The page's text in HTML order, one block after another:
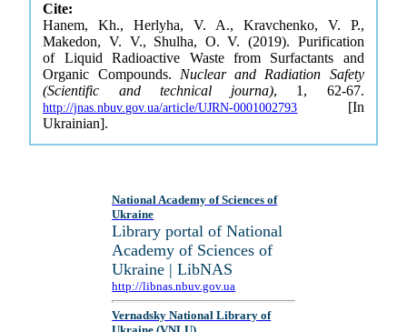
Cite:
Hanem, Kh., Herlyha, V. A., Kravchenko, V. P.,
Makedon, V. V., Shulha, O. V. (2019). Purification
of Liquid Radioactive Waste from Surfactants and
Organic Compounds. Nuclear and Radiation Safety
(Scientific and technical journa), 1, 62-67.
http://jnas.nbuv.gov.ua/article/UJRN-0001002793 [In
Ukrainian].
National Academy of Sciences of
Ukraine
Library portal of National
Academy of Sciences of
Ukraine | LibNAS
http://libnas.nbuv.gov.ua
Vernadsky National Library of